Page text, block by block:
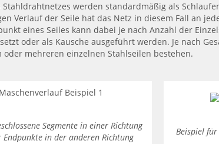
Stahldrahtnetzes werden standardmäßig als
Verlauf der Seile hat das Netz in diesem Fall an
eines Seiles kann dabei je nach Anzahl der
oder als Kausche ausgeführt werden. Je nach
oder mehreren einzelnen Stahlseilen bestehen.
Segmente in einer Richtung
in der anderen Richtung
Beispiel für